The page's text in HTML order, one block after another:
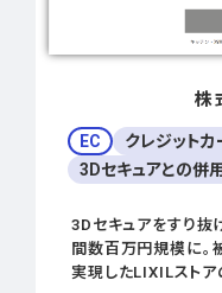
株
EC
クレジット
3Dセキュアとの併
3Dセキュアをすり抜
間数百万円規模に。
実現したLIXILスト